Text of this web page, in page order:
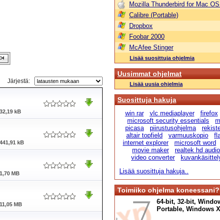
Järjestä:
32,19 kB
441,91 kB
1,70 MB
11,05 MB
Mozilla Thunderbird for Mac
Calibre (Portable)
Dropbox
Foobar 2000
McAfee Stinger
Lisää suosittuja ohjelmia
Uusimmat ohjelmat
Lisää uusia ohjelmia
Suosittuja hakuja
win rar vlc mediaplayer
firefox
microsoft security essentials
picasa
piirustusohjelma
altair topfield
varmuuskopio
internet explorer
microsoft word
movie maker
realtek hd
video converter
Lisää suosittuja hakuja..
Toimiiko ohjelma koneessani?
64-bit, 32-bit,
Portable, Windows